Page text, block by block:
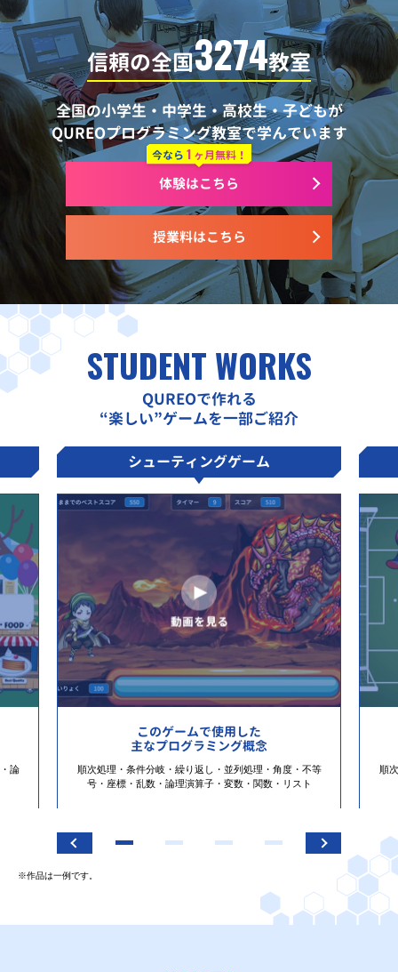
信頼の全国3274教室
全国の小学生・中学生・高校生・子どもが
QUREOプログラミング教室で学んでいます
授業料はこちら
今なら 1 ヶ月無料！
体験はこちら
STUDENT WORKS
QUREOで作れる
“楽しい”ゲームを一部ご紹介
論
シューティングゲーム
このゲームで使用した
主なプログラミング概念
順次処理・条件分岐・繰り返し・並列処理・角度・不等
号・座標・乱数・論理演算子・変数・関数・リスト
順
※作品は一例です。